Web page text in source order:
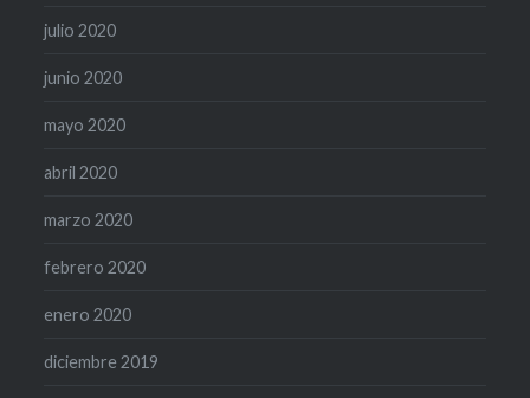
julio 2020
junio 2020
mayo 2020
abril 2020
marzo 2020
febrero 2020
enero 2020
diciembre 2019